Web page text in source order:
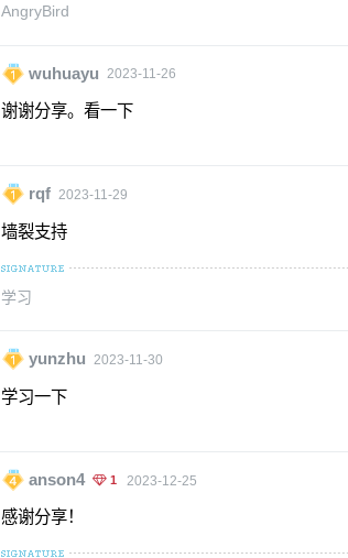
AngryBird
wuhuayu 2023-11-26
谢谢分享。看一下
rqf 2023-11-29
墙裂支持
学习
yunzhu 2023-11-30
学习一下
anson4 1 2023-12-25
感谢分享！